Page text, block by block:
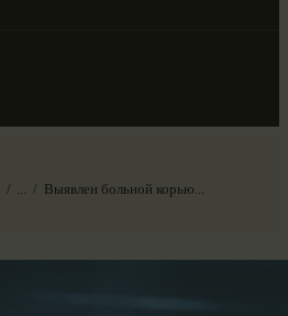
Выявлен больной корью...